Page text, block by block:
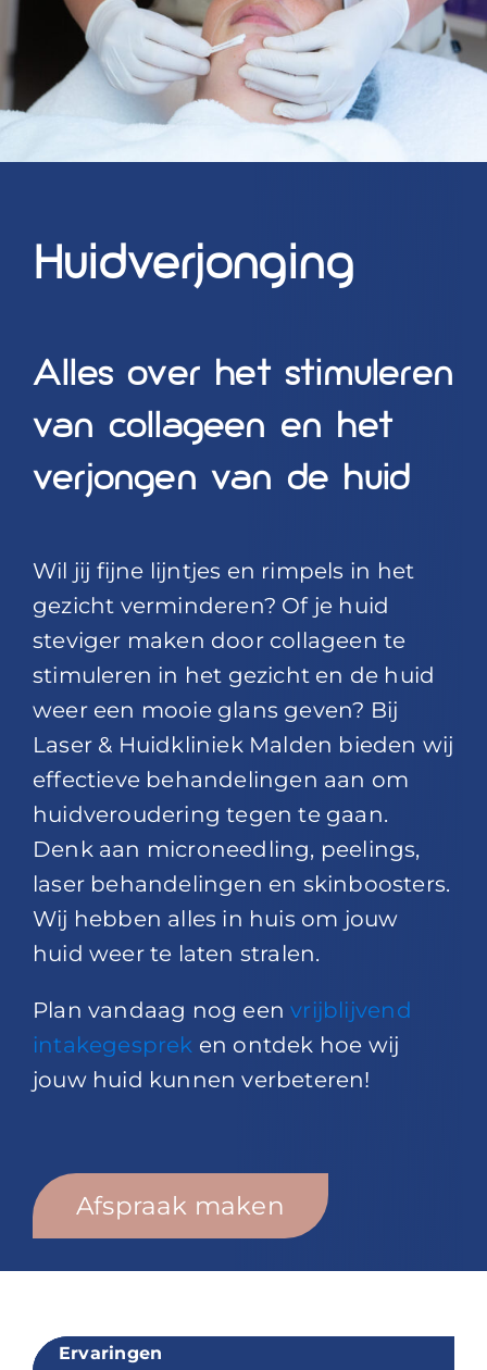
Over ons
Huidverjonging
Alles over het stimuleren
van collageen en het
verjongen van de huid
Wil jij fijne lijntjes en rimpels in het
gezicht verminderen? Of je huid
steviger maken door collageen te
stimuleren in het gezicht en de huid
weer een mooie glans geven? Bij
Laser & Huidkliniek Malden bieden wij
effectieve behandelingen aan om
huidveroudering tegen te gaan.
Denk aan microneedling, peelings,
laser behandelingen en skinboosters.
Wij hebben alles in huis om jouw
huid weer te laten stralen.
Plan vandaag nog eenvrijblijvend
intakegesprek en ontdek hoe wij
jouw huid kunnen verbeteren!
Afspraak maken
Ervaringen